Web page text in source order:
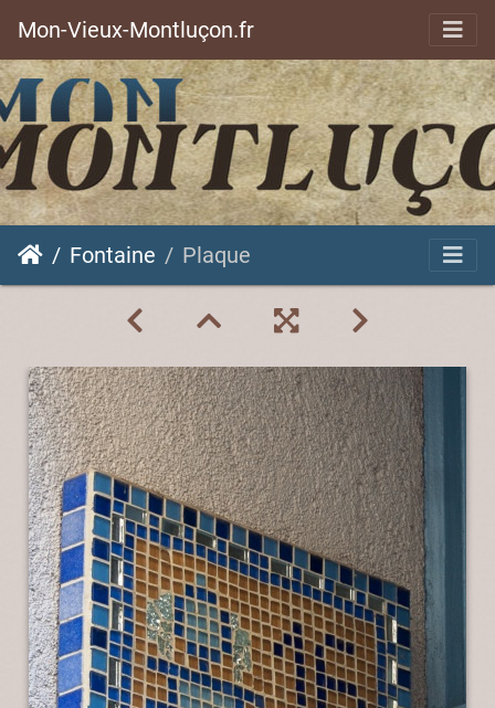
Mon-Vieux-Montluçon.fr
Fontaine Plaque